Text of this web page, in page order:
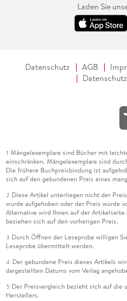
Laden Sie
Datenschutz AGB
1 Mängelexemplare sind Bücher mit
einschränken. Mängelexemplare sind
Die frühere Buchpreisbindung ist
sich auf den gebundenen Preis eines
2 Diese Artikel unterliegen nicht der
wurde aufgehoben oder der Preis wurde
Alternative wird Ihnen auf der Artikelseite
beziehen sich auf den vorherigen Preis.
3 Durch Öffnen der Leseprobe willigen
Leseprobe übermittelt werden.
4 Der gebundene Preis dieses Artikels
dargestellten Datums vom Verlag
5 Der Preisvergleich bezieht sich auf die
Herstellers.